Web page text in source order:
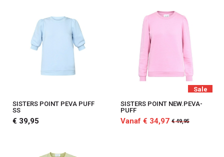
SISTERS POINT PEVA PUFF
SS
€ 39,95
Sale
SISTERS POINT NEW.PEVA-
PUFF
Vanaf € 34,97 € 49,95